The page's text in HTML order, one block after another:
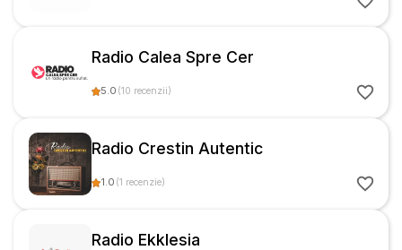
Radio Calea Spre Cer
5.0 (10 recenzii)
Radio Crestin Autentic
1.0 (1 recenzie)
Radio Ekklesia